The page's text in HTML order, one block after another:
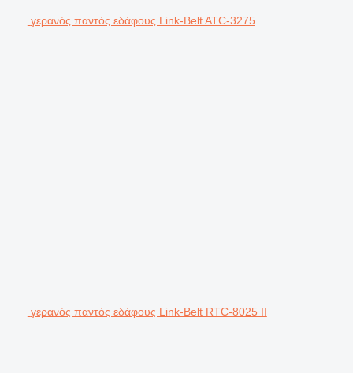
γερανός παντός εδάφους Link-Belt ATC-3275
γερανός παντός εδάφους Link-Belt RTC-8025 II